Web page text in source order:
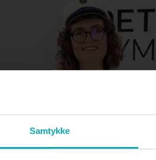
Samtykke